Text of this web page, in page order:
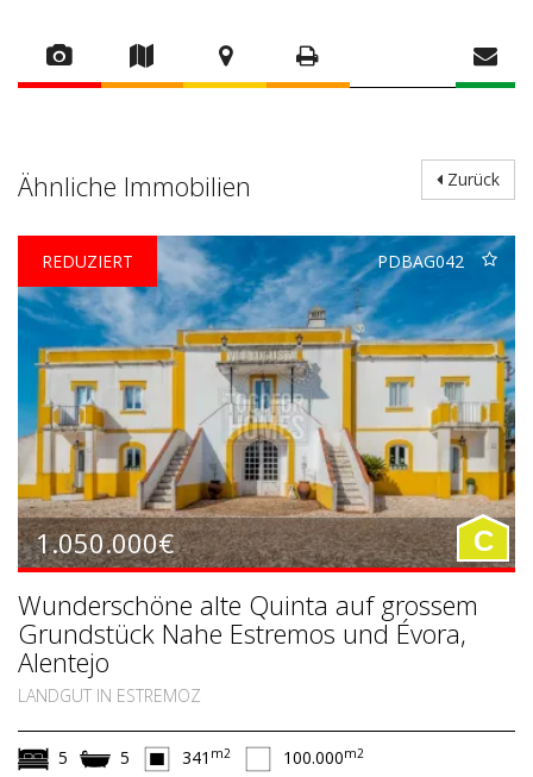
Zurück
Ähnliche Immobilien
PDBAG042
1.050.000€
REDUZIERT
C
Wunderschöne alte Quinta auf grossem
Grundstück Nahe Estremos und Évora,
Alentejo
LANDGUT IN ESTREMOZ
5 5 341 m2 100.000m2